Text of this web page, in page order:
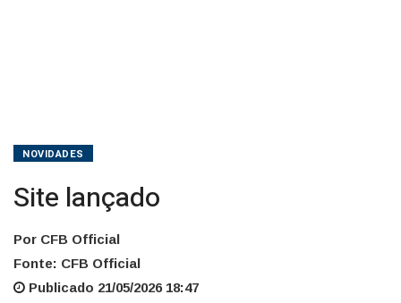
NOVIDADES
Site lançado
Por CFB Official
Fonte: CFB Official
Publicado 21/05/2026 18:47